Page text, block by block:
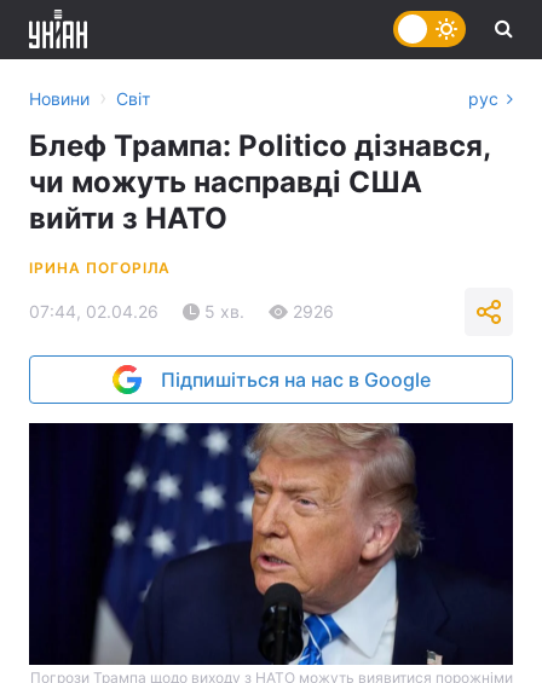
Новини › Світ рус
Блеф Трампа: Politico дізнався,
чи можуть насправді США
вийти з НАТО
ІРИНА ПОГОРІЛА
07:44, 02.04.26 5 хв. 2926
Підпишіться на нас в Google
Погрози Трампа щодо виходу з НАТО можуть виявитися порожніми